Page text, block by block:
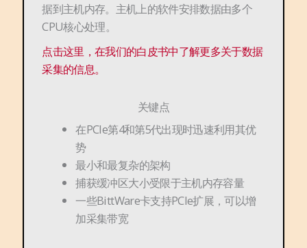
据到主机内存。主机上的软件安排数据由多个
CPU核心处理。
点击这里，在我们的白皮书中了解更多关于数据
采集的信息。
关键点
在PCIe第4和第5代出现时迅速利用其优
势
最小和最复杂的架构
捕获缓冲区大小受限于主机内存容量
一些BittWare卡支持PCIe扩展，可以增
加采集带宽